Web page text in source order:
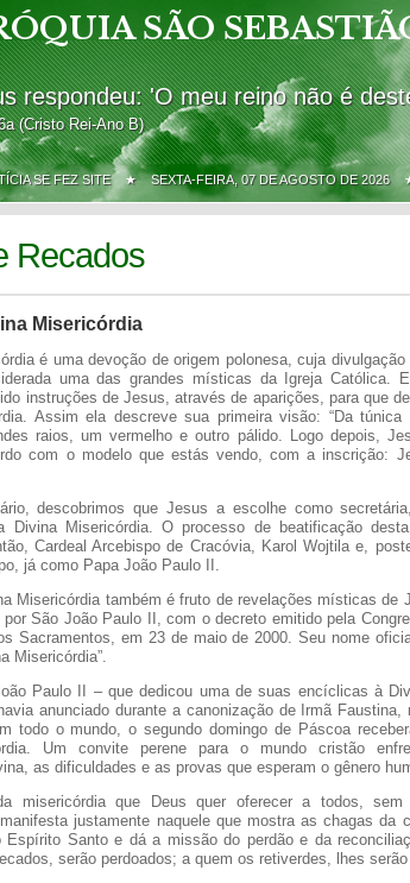
SÃO
respondeu: 'O meu reino não é
(Cristo Rei-Ano B)
SE FEZ SITE ★SEXTA-FEIRA, 07 DE AGOSTO DE
Recados
Misericórdia
é uma devoção de origem polonesa, cuja
uma das grandes místicas da Igreja Católica.
instruções de Jesus, através de aparições, para que
Assim ela descreve sua primeira visão: “Da túnica
raios, um vermelho e outro pálido. Logo depois,
com o modelo que estás vendo, com a inscrição:
descobrimos que Jesus a escolhe como
Divina Misericórdia. O processo de beatificação
Cardeal Arcebispo de Cracóvia, Karol Wojtila e,
já como Papa João Paulo II.
Misericórdia também é fruto de revelações místicas de
São João Paulo II, com o decreto emitido pela
Sacramentos, em 23 de maio de 2000. Seu nome
Misericórdia”.
Paulo II – que dedicou uma de suas encíclicas à
anunciado durante a canonização de Irmã Faustina,
todo o mundo, o segundo domingo de Páscoa
Um convite perene para o mundo cristão
as dificuldades e as provas que esperam o gênero
misericórdia que Deus quer oferecer a todos,
justamente naquele que mostra as chagas da
Espírito Santo e dá a missão do perdão e da
serão perdoados; a quem os retiverdes, lhes